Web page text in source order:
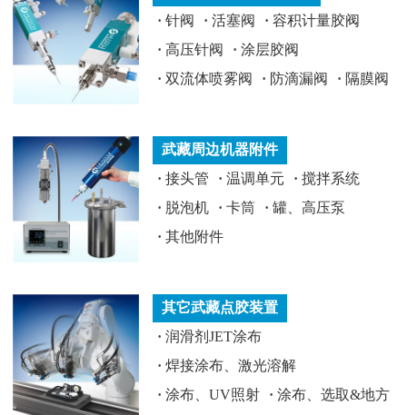
· 针阀 · 活塞阀 · 容积计量胶阀
· 高压针阀 · 涂层胶阀
· 双流体喷雾阀 · 防滴漏阀 · 隔膜阀
武藏周边机器附件
· 接头管 · 温调单元 · 搅拌系统
· 脱泡机 · 卡筒 · 罐、高压泵
· 其他附件
其它武藏点胶装置
· 润滑剂JET涂布
· 焊接涂布、激光溶解
· 涂布、UV照射 · 涂布、选取&地方